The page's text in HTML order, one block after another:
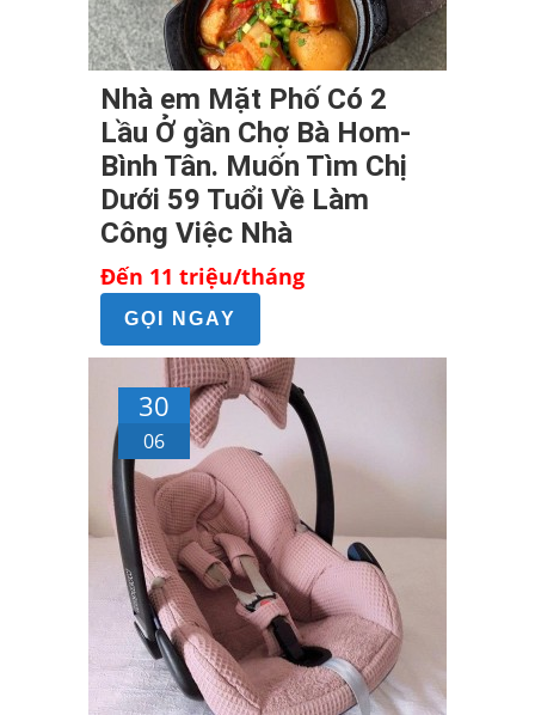
Nhà em Mặt Phố Có 2
Lầu Ở gần Chợ Bà Hom-
Bình Tân. Muốn Tìm Chị
Dưới 59 Tuổi Về Làm
Công Việc Nhà
Đến 11 triệu/tháng
GỌI NGAY
30
06